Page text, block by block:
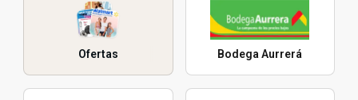
Ofertas Bodega Aurrerá